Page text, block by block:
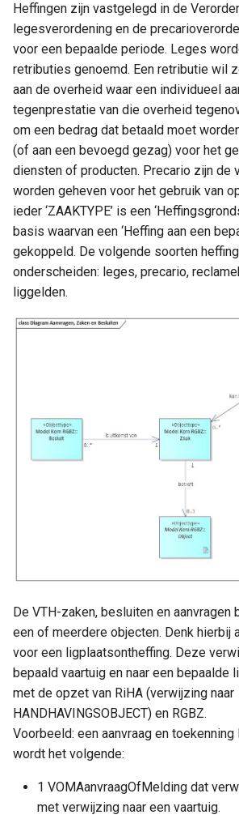
Heffingen zijn vastgelegd in de
legesverordening en de
voor een bepaalde periode. Leges
retributies genoemd. Een retributie wil
aan de overheid waar een individueel
tegenprestatie van die overheid
om een bedrag dat betaald moet
(of aan een bevoegd gezag) voor het
diensten of producten. Precario zijn de
worden geheven voor het gebruik van
ieder ‘ZAAKTYPE’ is een
basis waarvan een ‘Heffing aan een
gekoppeld. De volgende soorten
onderscheiden: leges, precario,
liggelden.
De VTH-zaken, besluiten en
een of meerdere objecten. Denk hierbij
voor een ligplaatsontheffing. Deze
bepaald vaartuig en naar een bepaalde
met de opzet van RiHA (verwijzing naar
HANDHAVINGSOBJECT) en RGBZ.
Voorbeeld: een aanvraag en
wordt het volgende:
1 VOMAanvraagOfMelding dat
met verwijzing naar een vaartuig.